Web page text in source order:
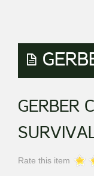
GERBER
Rate this item